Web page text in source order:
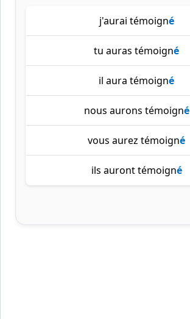
j'aurai témoigné
tu auras témoigné
il aura témoigné
nous aurons témoigné
vous aurez témoigné
ils auront témoigné